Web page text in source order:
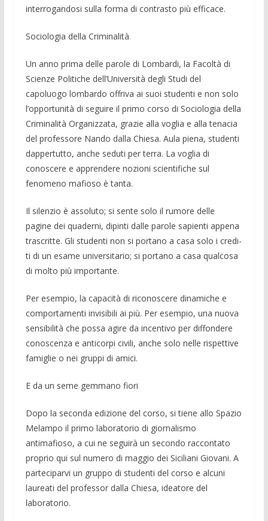
interrogandosi sulla forma di contrasto più efficace.
Sociologia della Criminalità
Un anno prima delle parole di Lombar­di, la Facoltà di
Scienze Politiche dell’Università degli Studi del
capoluogo lombardo offriva ai suoi studenti e non solo
l’opportunità di seguire il primo cor­so di Sociologia della
Criminalità Orga­nizzata, grazie alla voglia e alla tenacia
del professore Nando dalla Chiesa. Aula piena, studenti
dappertutto, anche seduti per terra. La voglia di
conoscere e appren­dere nozioni scientifiche sul
fenomeno mafioso è tanta.
Il silenzio è assoluto; si sente solo il ru­more delle
pagine dei quaderni, dipinti dalle parole sapienti appena
trascritte. Gli studenti non si portano a casa solo i credi­
ti di un esame universitario; si portano a casa qualcosa
di molto più importante.
Per esempio, la capacità di riconoscere di­namiche e
comportamenti invisibili ai più. Per esempio, una nuova
sensibilità che possa agire da incentivo per diffonde­re
conoscenza e anticorpi civili, anche solo nelle rispettive
famiglie o nei gruppi di amici.
E da un seme gemmano fiori
Dopo la seconda edizione del corso, si tiene allo Spazio
Melampo il primo labo­ratorio di giornalismo
antimafioso, a cui ne seguirà un secondo raccontato
proprio qui sul numero di maggio dei Siciliani Giovani. A
parteciparvi un gruppo di stu­denti del corso e alcuni
laureati del pro­fessor dalla Chiesa, ideatore del
laborato­rio.